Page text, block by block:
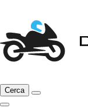
Cerca